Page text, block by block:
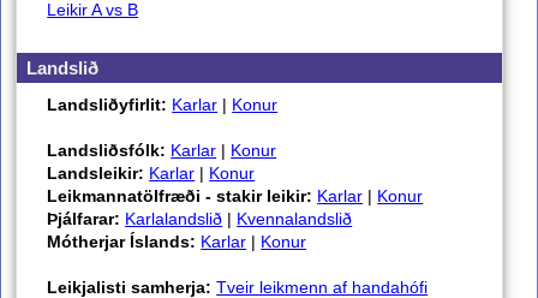
Leikir A vs B
Landslið
Landsliðyfirlit: Karlar Konur
Landsliðsfólk: Karlar
Konur
Landsleikir: Karlar
Konur
Leikmannatölfræði - stakir leikir: Karlar
Konur
Þjálfarar: Karlalandslið
Kvennalandslið
Mótherjar Íslands: Karlar Konur
Leikjalisti samherja: Tveir leikmenn af handahófi